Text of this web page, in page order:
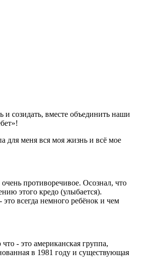
и созидать, вместе объединить наши
для меня вся моя жизнь и всё мое
противоречивое. Осознал, что
этого кредо (улыбается).
всегда немного ребёнок и чем
- это американская группа,
в 1981 году и существующая